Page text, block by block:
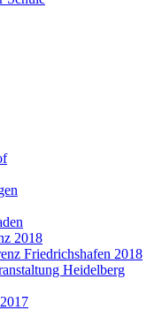
2018
Friedrichshafen 2018
Heidelberg